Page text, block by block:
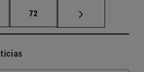
intermedias Use TAB para
Página
72